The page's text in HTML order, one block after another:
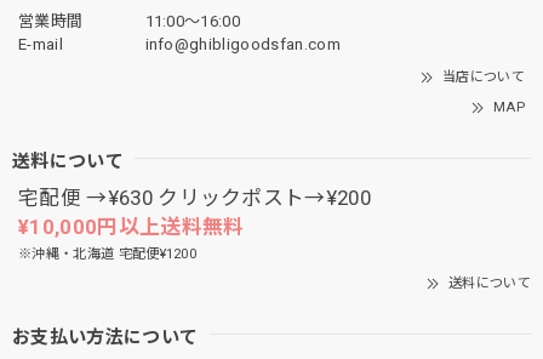
営業時間
11:00〜16:00
E-mail
info@ghibligoodsfan.com
当店について
MAP
送料について
宅配便 →¥630 クリックポスト→¥200
¥10,000円以上送料無料
※沖縄・北海道 宅配便¥1200
送料について
お支払い方法について